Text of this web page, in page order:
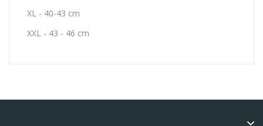
XL - 40-43 cm
XXL - 43 - 46 cm